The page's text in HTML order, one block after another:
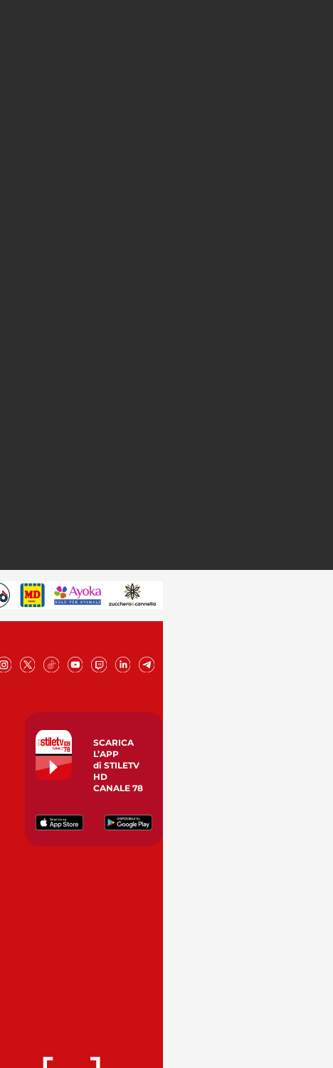
SCARICA
L’APP
di STILETV
HD
CANALE 78